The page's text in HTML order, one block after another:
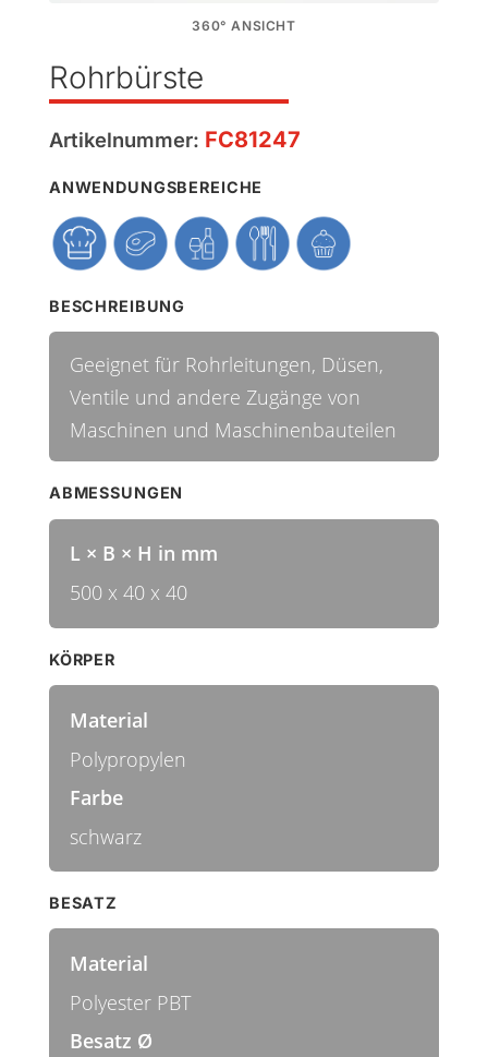
360° ANSICHT
Rohrbürste
Artikelnummer: FC81247
ANWENDUNGSBEREICHE
BESCHREIBUNG
Geeignet für Rohrleitungen, Düsen,
Ventile und andere Zugänge von
Maschinen und Maschinenbauteilen
ABMESSUNGEN
L × B × H in mm
500 x 40 x 40
KÖRPER
Material
Polypropylen
Farbe
schwarz
BESATZ
Material
Polyester PBT
Besatz Ø